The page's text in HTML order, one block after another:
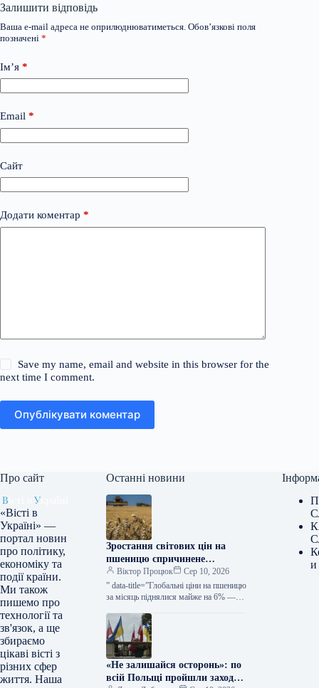
Залишити відповідь
Ваша e-mail адреса не оприлюднюватиметься. Обов’язкові поля
позначені *
Ім’я *
Email *
Сайт
Додати коментар *
Save my name, email and website in this browser for the
next time I comment.
Опублікувати коментар
Про сайт
«Вісті в
Україні» —
портал новин
про політику,
економіку та
події країни.
Ми також
пишемо про
технології та
зв'язок, а ще
збираємо
цікаві вісті з
різних сфер
життя. Наша
Останні новини
Зростання світових цін на
пшеницю спричинене
спекуляцією та ситуацією в
Чорноморському регіоні —
КУРКУЛЬ
Віктор Процюк
Сер 10, 2026
” data-title=”Глобальні ціни на пшеницю
за місяць піднялися майже на 6% —
url=”https://kurkul.com/news/41872-
svitovi-tsini-na-pshenitsyu-za-misyats-
zrosli-mayje-na-6–fao”> Глобальні ціни
на пшеницю за місяць…
«Не залишайся осторонь»: по
всій Польщі пройшли заходи
и